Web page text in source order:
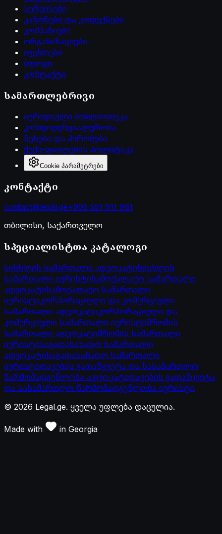
სერვისები
კანონები და კოდექსები
კომპანიები
ორგანიზაციები
ივენთები
ბლოგი
კონტაქტი
სამართლებრივი
იურიდიული ბიბლიოთეკა
კონფიდენციალურობა
წესები და პირობები
ქუქი-ფაილების პოლიტიკა
Cookie პარამეტრები
კონტაქტი
contact@legal.ge+995 551 911 961
თბილისი, საქართველო
სპეციალისტთა კატალოგი
სისხლის სამართალი ადვოკატისისხლის
სამართალი იურისტისამოქალაქო სამართალი
ადვოკატისამოქალაქო სამართალი
იურისტიკორპორაციული და კომერციული
სამართალი ადვოკატიკორპორაციული და
კომერციული სამართალი იურისტიშრომის
სამართალი ადვოკატიშრომის სამართალი
იურისტისაგადასახადო სამართალი
ადვოკატისაგადასახადო სამართალი
იურისტიდავების გადაწყვეტა და სასამართლო
წარმომადგენლობა ადვოკატიდავების გადაწყვეტა
და სასამართლო წარმომადგენლობა იურისტი
© 2026 Legal.ge. ყველა უფლება დაცულია.
Made with in Georgia